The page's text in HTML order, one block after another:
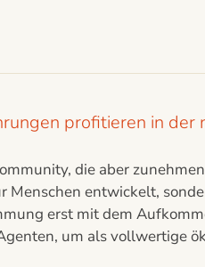
profitieren in der
die aber
entwickelt,
erst mit dem
um als vollwertige